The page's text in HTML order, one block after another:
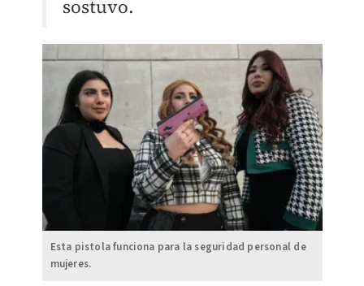
sostuvo.
Esta pistola funciona para la seguridad personal de
mujeres.